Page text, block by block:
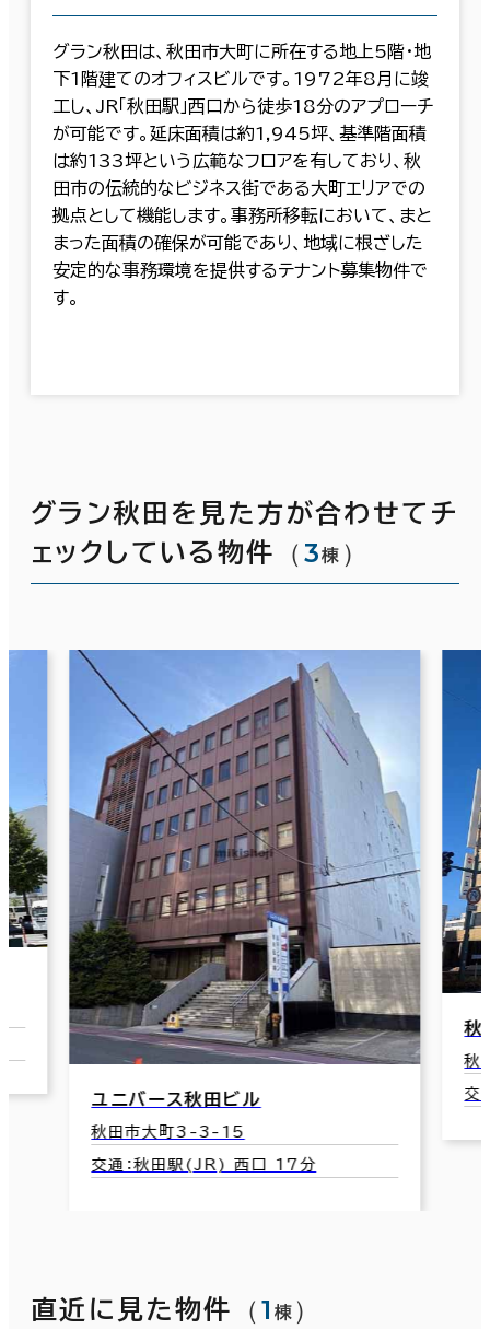
グラン秋田は、秋田市大町に所在する地上5階・地
下1階建てのオフィスビルです。1972年8月に竣
工し、JR「秋田駅」西口から徒歩18分のアプローチ
が可能です。延床面積は約1,945坪、基準階面積
は約133坪という広範なフロアを有しており、秋
田市の伝統的なビジネス街である大町エリアでの
拠点として機能します。事務所移転において、まと
まった面積の確保が可能であり、地域に根ざした
安定的な事務環境を提供するテナント募集物件で
す。
グラン秋田を見た方が合わせてチ
ェックしている物件
（3棟 ）
ユニバース秋田ビル
秋田市大町3-3-15
交通：秋田駅(JR) 西口 17分
秋
秋
交
直近に見た物件 （1 棟 ）